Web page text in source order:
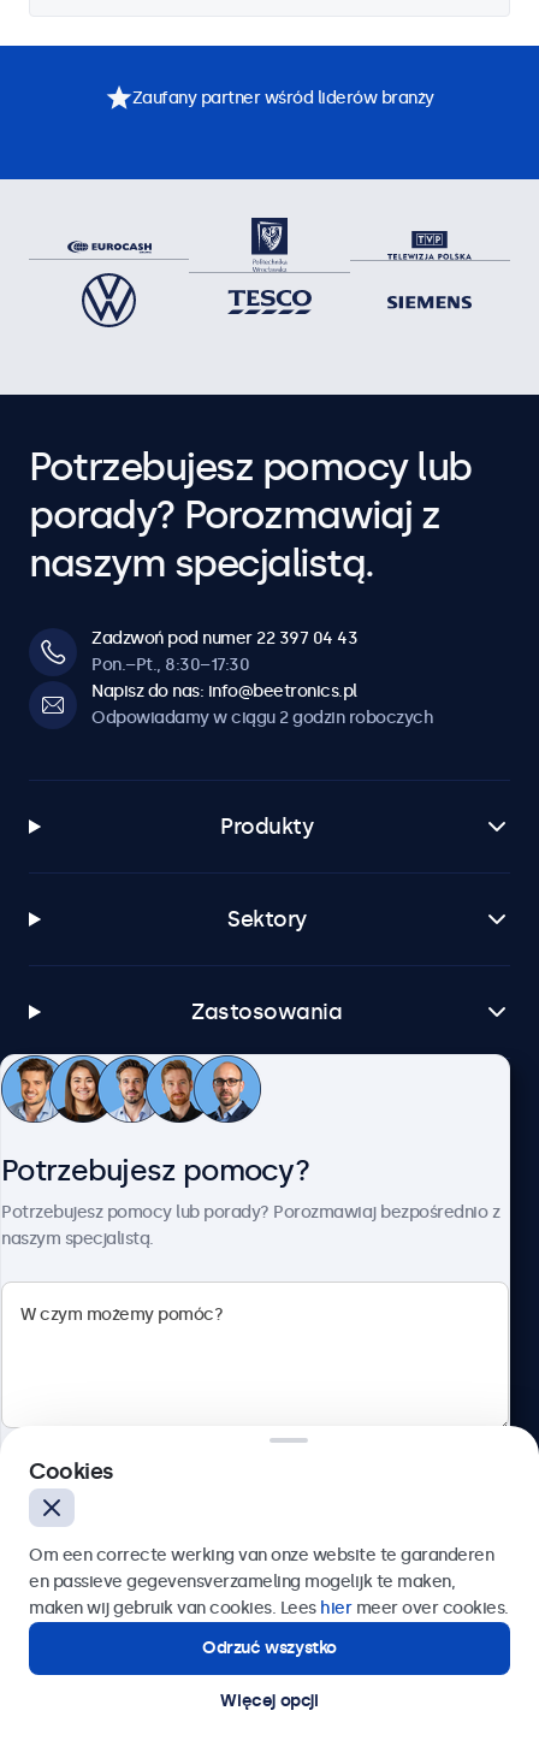
Zaufany partner wśród liderów branży
Potrzebujesz pomocy lub
porady? Porozmawiaj z
naszym specjalistą.
Zadzwoń pod numer 22 397 04 43
Pon.–Pt., 8:30–17:30
Napisz do nas: info@beetronics.pl
Odpowiadamy w ciągu 2 godzin roboczych
Produkty
Sektory
Zastosowania
Obsługa klienta
Polski
© 2026 Beetronics
Potrzebujesz pomocy?
Potrzebujesz pomocy lub porady? Porozmawiaj bezpośrednio z
naszym specjalistą.
Wyślij
Lub zadzwoń pod numer:22 397 04 43
Potrzebujesz pomocy?
Kontakt ze specjalistą.
Cookies
Om een correcte werking van onze website te garanderen
en passieve gegevensverzameling mogelijk te maken,
maken wij gebruik van cookies. Lees hiermeer over cookies.
Odrzuć wszystko
Więcej opcji